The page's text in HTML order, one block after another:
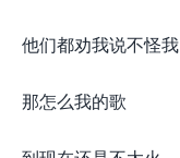
他们都劝我说不怪我
那怎么我的歌